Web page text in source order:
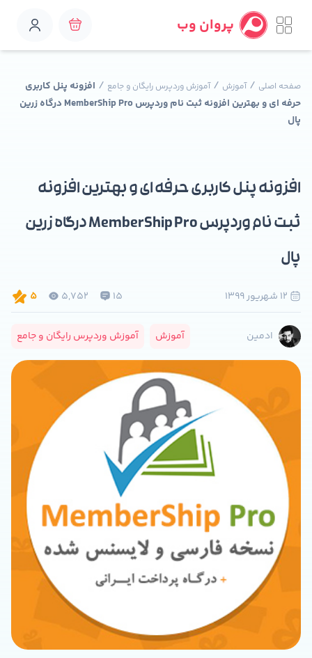
پروان وب
صفحه اصلی /آموزش /آموزش وردپرس رایگان و جامع / افزونه پنل کاربری
حرفه ای و بهترین افزونه ثبت نام وردپرس MemberShip Pro درگاه زرین
پال
15
5,752
5
افزونه پنل کاربری حرفه ای و بهترین افزونه
ثبت نام وردپرس MemberShip Pro درگاه زرین
پال
ادمین آموزش آموزش وردپرس رایگان و جامع